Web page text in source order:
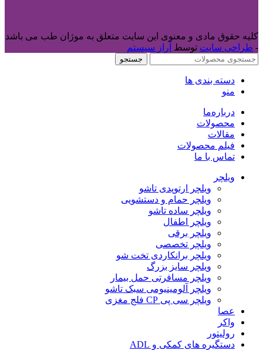
کلیه حقوق مادی و معنوی این سایت متعلق به موژان طب می باشد
- طراحی سایت توسط آراز سیستم
جستجو
دسته بندی ها
منو
درباره‌ما
محصولات
مقالات
فیلم محصولات
تماس با ما
ویلچر
ویلچر ارتوپدی تاشو
ویلچر حمام و دستشویی
ویلچر ساده تاشو
ویلچر اطفال
ویلچر برقی
ویلچر تخصصی
ویلچر برانکاردی تخت شو
ویلچر سایز بزرگ
ویلچر مسافرتی حمل بیمار
ویلچر آلومینیومی سبک تاشو
ویلچر سی پی CP فلج مغزی
عصا
واکر
رولیتور
دستگیره های کمکی و ADL